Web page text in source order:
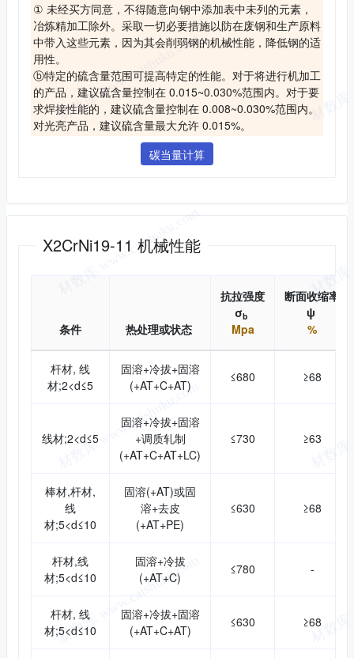
① 未经买方同意，不得随意向钢中添加表中未列的元素，
冶炼精加工除外。采取一切必要措施以防在废钢和生产原料
中带入这些元素，因为其会削弱钢的机械性能，降低钢的适
用性。
ⓑ特定的硫含量范围可提高特定的性能。对于将进行机加工
的产品，建议硫含量控制在 0.015~0.030%范围内。对于要
求焊接性能的，建议硫含量控制在 0.008~0.030%范围内。
对光亮产品，建议硫含量最大允许 0.015%。
碳当量计算
X2CrNi19-11 机械性能
条件 热处理或状态
抗拉强度
σb
Mpa
断面收缩率
ψ
%
杆材, 线
材;2<d≤5
固溶+冷拔+固溶
(+AT+C+AT)
≤680 ≥68
线材;2<d≤5
固溶+冷拔+固溶
+调质轧制
(+AT+C+AT+LC)
≤730 ≥63
棒材,杆材,
线
材;5<d≤10
固溶(+AT)或固
溶+去皮
(+AT+PE)
≤630 ≥68
杆材,线
材;5<d≤10
固溶+冷拔
(+AT+C)
≤780 -
杆材, 线
材;5<d≤10
固溶+冷拔+固溶
(+AT+C+AT)
≤630 ≥68